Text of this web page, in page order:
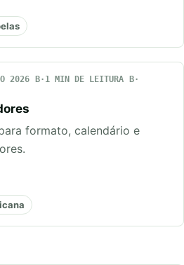
2026
1 MIN DE LEITURA
formato, calendário e